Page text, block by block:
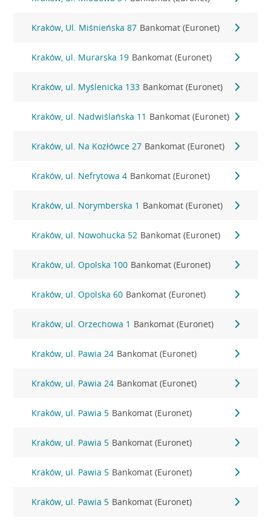
Kraków, Ul. Miśnieńska 87 Bankomat (Euronet)
Kraków, ul. Murarska 19 Bankomat (Euronet)
Kraków, ul. Myślenicka 133 Bankomat (Euronet)
Kraków, ul. Nadwiślańska 11 Bankomat (Euronet)
Kraków, ul. Na Kozłówce 27 Bankomat (Euronet)
Kraków, ul. Nefrytowa 4 Bankomat (Euronet)
Kraków, ul. Norymberska 1 Bankomat (Euronet)
Kraków, ul. Nowohucka 52 Bankomat (Euronet)
Kraków, ul. Opolska 100 Bankomat (Euronet)
Kraków, ul. Opolska 60 Bankomat (Euronet)
Kraków, ul. Orzechowa 1 Bankomat (Euronet)
Kraków, ul. Pawia 24 Bankomat (Euronet)
Kraków, ul. Pawia 24 Bankomat (Euronet)
Kraków, ul. Pawia 5 Bankomat (Euronet)
Kraków, ul. Pawia 5 Bankomat (Euronet)
Kraków, ul. Pawia 5 Bankomat (Euronet)
Kraków, ul. Pawia 5 Bankomat (Euronet)